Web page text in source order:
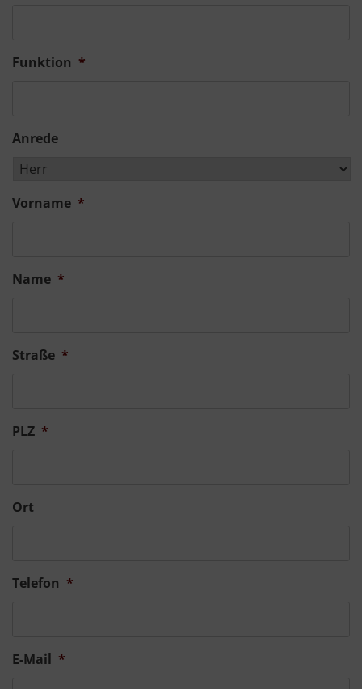
Funktion *
Anrede
Vorname *
Name *
Straße *
PLZ *
Ort
Telefon *
E-Mail *